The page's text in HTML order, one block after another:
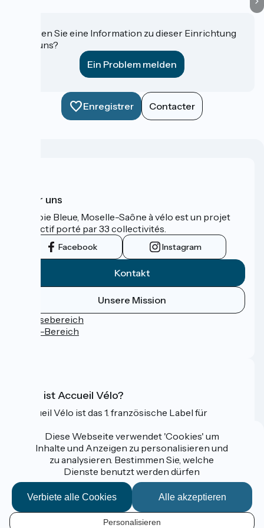
Haben Sie eine Information zu dieser Einrichtung
für uns?
Ein Problem melden
Enregistrer Contacter
Über uns
La Voie Bleue, Moselle-Saône à vélo est un projet
collectif porté par 33 collectivités.
Facebook Instagram
Kontakt
Unsere Mission
Pressebereich
Profi-Bereich
Was ist Accueil Vélo?
Accueil Vélo ist das 1. französische Label für
Mehr erfahren
Gefördert im Rahmen von Destination France
Diese Webseite verwendet 'Cookies' um
Inhalte und Anzeigen zu personalisieren und
zu analysieren. Bestimmen Sie, welche
Dienste benutzt werden dürfen
Alle akzeptieren
Verbiete alle Cookies
Personalisieren